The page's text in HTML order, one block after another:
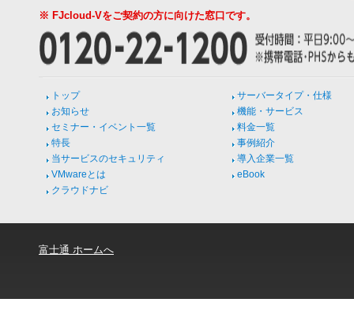
※ FJcloud-Vをご契約の方に向けた窓口です。
トップ
お知らせ
セミナー・イベント一覧
特長
当サービスのセキュリティ
VMwareとは
クラウドナビ
サーバータイプ・仕様
機能・サービス
料金一覧
事例紹介
導入企業一覧
eBook
富士通 ホームへ